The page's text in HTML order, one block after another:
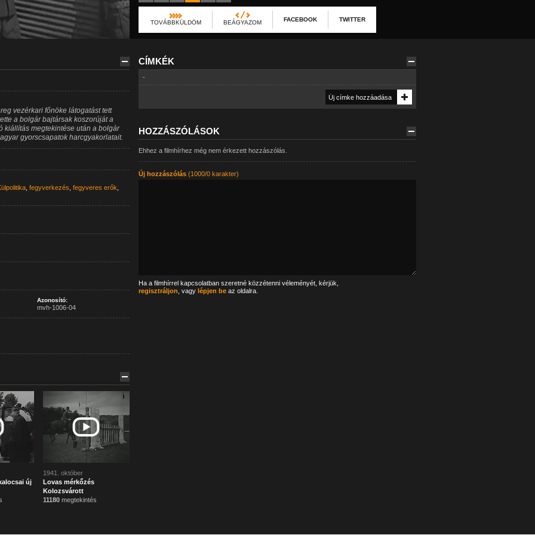
TOVÁBBKÜLDÖM BEÁGYAZOM FACEBOOK TWITTER
vezérkari főnöke látogatást tett
a bolgár bajtársak koszorúját a
kiállítás megtekintése után a bolgár
gyorscsapatok harcgyakorlatait.
, fegyverkezés fegyveres erők
Azonosító:
mvh-1006-04
új
1941. október
Lovas mérkőzés
Kolozsvárott
11180megtekintés
CÍMKÉK
-
HOZZÁSZÓLÁSOK
Ehhez a filmhírhez még nem érkezett hozzászólás.
Új hozzászólás(1000/0 karakter)
Ha a filmhírrel kapcsolatban szeretné közzétenni véleményét, kérjük,
regisztráljon , vagy lépjen beaz oldalra.